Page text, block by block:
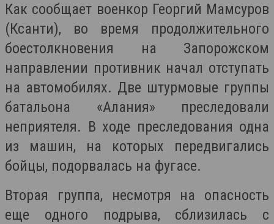
Как сообщает военкор Георгий Мамсуров
(Ксанти), во время продолжительного
боестолкновения на Запорожском
направлении противник начал отступать
на автомобилях. Две штурмовые группы
батальона «Алания» преследовали
неприятеля. В ходе преследования одна
из машин, на которых передвигались
бойцы, подорвалась на фугасе.
Вторая группа, несмотря на опасность
еще одного подрыва, сблизилась с